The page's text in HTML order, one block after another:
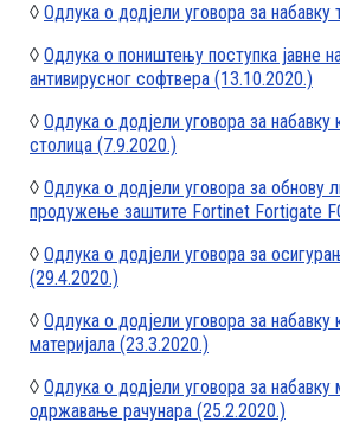
◊ Одлука о додјели уговора за
◊ Одлука о поништењу поступка јавне
антивирусног софтвера (13.10.2020.)
◊ Одлука о додјели уговора за набавку
столица (7.9.2020.)
◊ Одлука о додјели уговора за обнову
продужење заштите Fortinet Fortigate
◊ Одлука о додјели уговора за
(29.4.2020.)
◊ Одлука о додјели уговора за набавку
материјала (23.3.2020.)
◊ Одлука о додјели уговора за набавку
одржавање рачунара (25.2.2020.)